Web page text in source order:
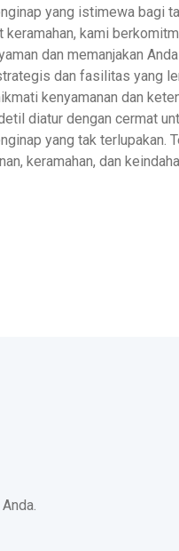
yang istimewa bagi
keramahan, kami
dan memanjakan
dan fasilitas yang
kenyamanan dan
diatur dengan cermat
yang tak terlupakan.
keramahan, dan